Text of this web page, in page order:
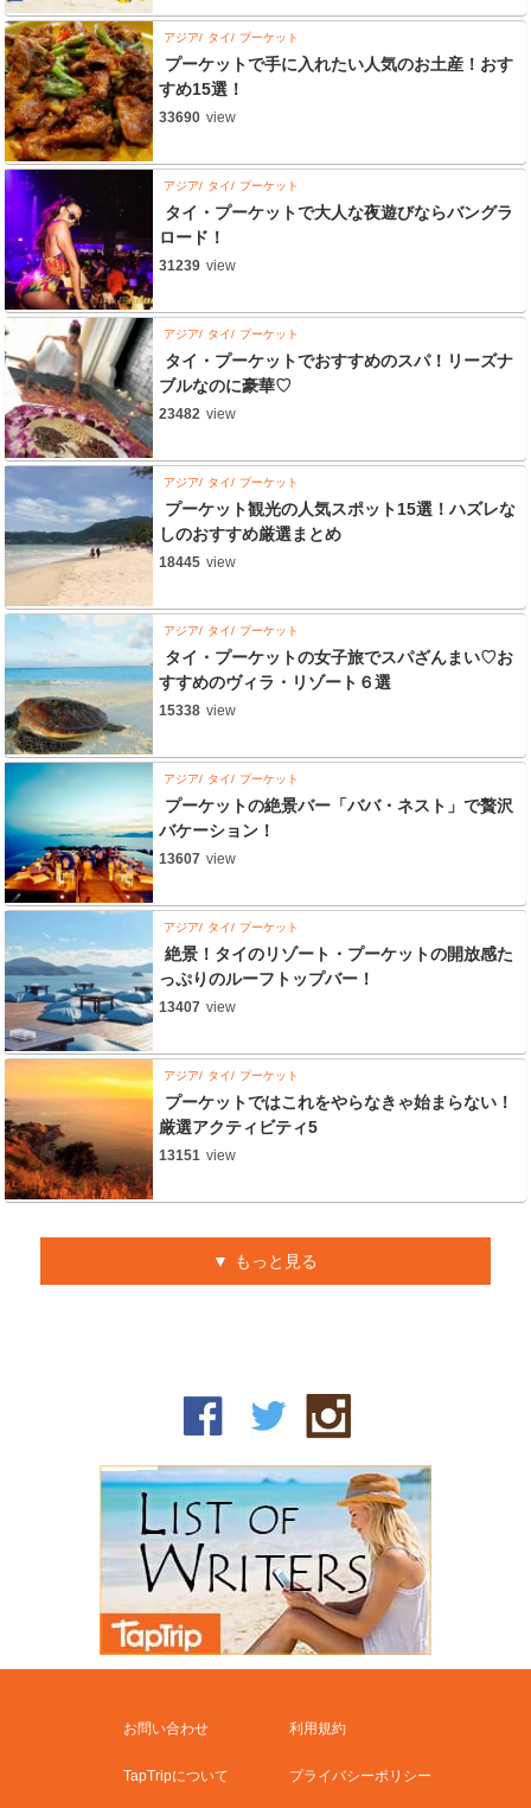
アジア タイ プーケット
プーケットで手に入れたい人気のお土産！おす
すめ15選！
33690 view
アジア タイ プーケット
タイ・プーケットで大人な夜遊びならバングラ
ロード！
31239 view
アジア タイ プーケット
タイ・プーケットでおすすめのスパ！リーズナ
ブルなのに豪華♡
23482 view
アジア タイ プーケット
プーケット観光の人気スポット15選！ハズレな
しのおすすめ厳選まとめ
18445 view
アジア タイ プーケット
タイ・プーケットの女子旅でスパざんまい♡お
すすめのヴィラ・リゾート６選
15338 view
アジア タイ プーケット
プーケットの絶景バー「ババ・ネスト」で贅沢
バケーション！
13607 view
アジア タイ プーケット
絶景！タイのリゾート・プーケットの開放感た
っぷりのルーフトップバー！
13407 view
アジア タイ プーケット
プーケットではこれをやらなきゃ始まらない！
厳選アクティビティ5
13151 view
もっと見る
お問い合わせ 利用規約
TapTripについて プライバシーポリシー